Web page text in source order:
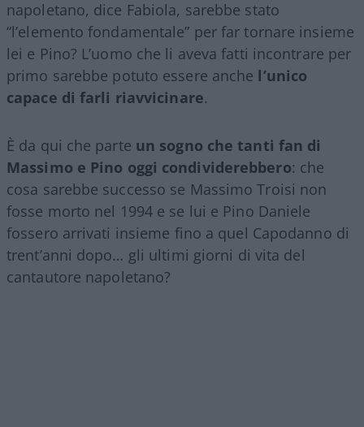
napoletano, dice Fabiola, sarebbe stato
“l’elemento fondamentale” per far tornare insieme
lei e Pino? L’uomo che li aveva fatti incontrare per
primo sarebbe potuto essere anche l’unico
capace di farli riavvicinare.
È da qui che parte un sogno che tanti fan di
Massimo e Pino oggi condividerebbero: che
cosa sarebbe successo se Massimo Troisi non
fosse morto nel 1994 e se lui e Pino Daniele
fossero arrivati insieme fino a quel Capodanno di
trent’anni dopo… gli ultimi giorni di vita del
cantautore napoletano?